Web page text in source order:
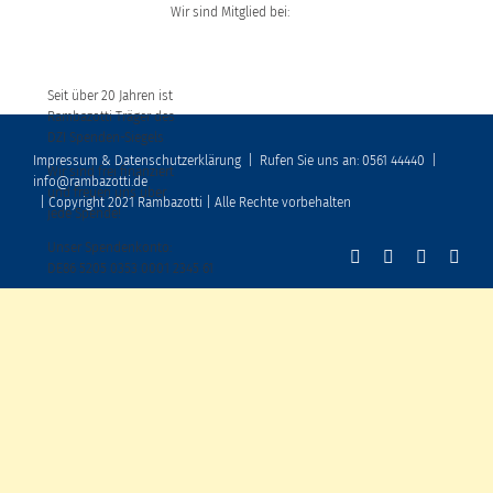
Wir sind Mitglied bei:
Seit über 20 Jahren ist
Rambazotti Träger des
DZI Spenden-Siegels
Wir sind frei finanziert
und freuen uns über
jede Spende!
Unser Spendenkonto:
DE86 5205 0353 0001 2345 61
Impressum & Datenschutzerklärung Rufen Sie uns an: 0561 44440
info@rambazotti.de
| Copyright 2021 Rambazotti | Alle Rechte vorbehalten